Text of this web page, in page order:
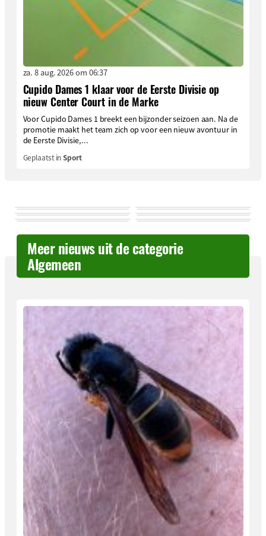
za. 8 aug. 2026 om 06:37
Cupido Dames 1 klaar voor de Eerste Divisie op
nieuw Center Court in de Marke
Voor Cupido Dames 1 breekt een bijzonder seizoen aan. Na de
promotie maakt het team zich op voor een nieuw avontuur in
de Eerste Divisie,...
Geplaatst inSport
Meer nieuws uit de categorie
Algemeen